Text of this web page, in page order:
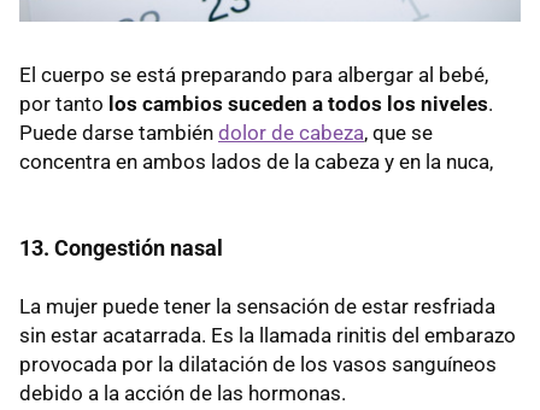
El cuerpo se está preparando para albergar al bebé,
por tanto los cambios suceden a todos los niveles.
Puede darse también dolor de cabeza, que se
concentra en ambos lados de la cabeza y en la nuca,
13. Congestión nasal
La mujer puede tener la sensación de estar resfriada
sin estar acatarrada. Es la llamada rinitis del embarazo
provocada por la dilatación de los vasos sanguíneos
debido a la acción de las hormonas.